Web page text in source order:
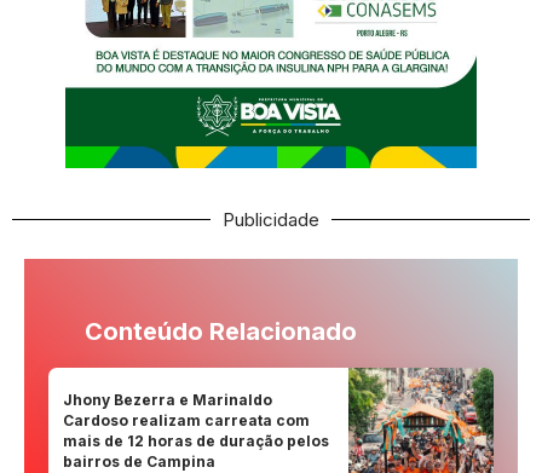
Publicidade
Conteúdo Relacionado
Jhony Bezerra e Marinaldo
Cardoso realizam carreata com
mais de 12 horas de duração pelos
bairros de Campina